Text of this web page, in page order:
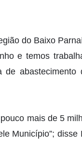
do Baixo
e temos
de
mais de 5
Município”; disse